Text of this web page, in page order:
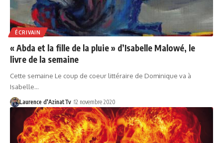
ÉCRIVAIN
« Abda et la fille de la pluie » d’Isabelle Malowé, le
livre de la semaine
Cette semaine Le coup de coeur littéraire de Dominique va à
Isabelle…
Laurence d'AzinatTv 12 novembre 2020